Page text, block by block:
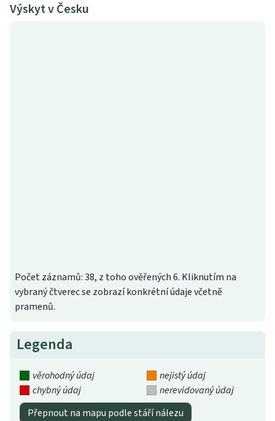
Výskyt v Česku
Počet záznamů: 38, z toho ověřených 6. Kliknutím na
vybraný čtverec se zobrazí konkrétní údaje včetně
pramenů.
Legenda
věrohodný údaj
nejistý údaj
chybný údaj
nerevidovaný údaj
Přepnout na mapu podle stáří nálezu